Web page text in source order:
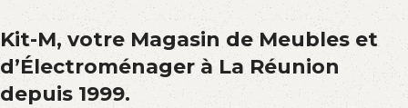
Kit-M, votre Magasin de Meubles et
d’Électroménager à La Réunion
depuis 1999.